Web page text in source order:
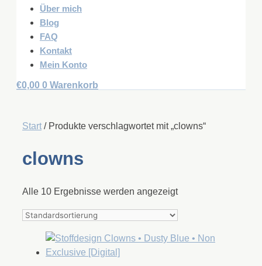
Über mich
Blog
FAQ
Kontakt
Mein Konto
€0,00 0 Warenkorb
Start / Produkte verschlagwortet mit „clowns“
clowns
Alle 10 Ergebnisse werden angezeigt